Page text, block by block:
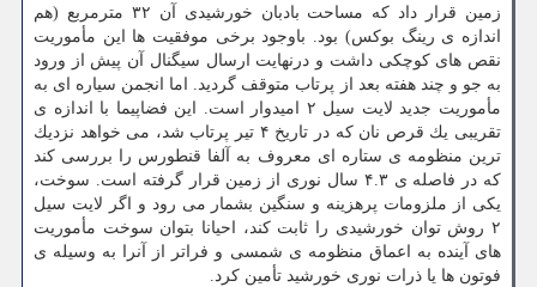
زمین قرار داد كه مساحت بادبان خورشیدی آن ۳۲ مترمربع (هم
اندازه ی رینگ بوكس) بود. باوجود برخی موفقیت ها این مأموریت
نقص های كوچكی داشت و درنهایت ارسال سیگنال آن پیش از ورود
به جو و چند هفته بعد از پرتاب متوقف گردید. اما انجمن سیاره ای به
مأموریت جدید لایت سیل ۲ امیدوار است. این فضاپیما با اندازه ی
تقریبی یك قرص نان كه در تاریخ ۴ تیر پرتاب شد، می خواهد نزدیك
ترین منظومه ی ستاره ای معروف به آلفا قنطورس را بررسی كند
كه در فاصله ی ۴.۳ سال نوری از زمین قرار گرفته است. سوخت،
یكی از ملزومات پرهزینه و سنگین بشمار می رود و اگر لایت سیل
۲ روش توان خورشیدی را ثابت كند، احیانا بتوان سوخت مأموریت
های آینده به اعماق منظومه ی شمسی و فراتر از آنرا به وسیله ی
فوتون ها یا ذرات نوری خورشید تأمین كرد.